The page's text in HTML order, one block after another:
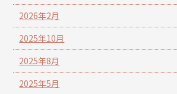
2026年2月
2025年10月
2025年8月
2025年5月